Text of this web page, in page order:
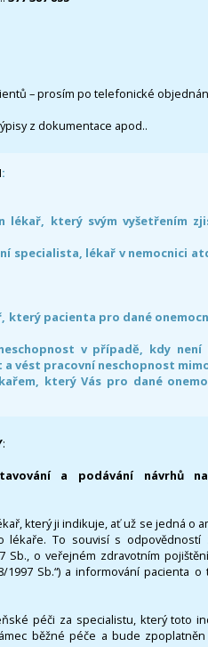
– prosím po telefonické
z dokumentace apod..
:
lékař, který svým vyšetřením
lékař v nemocnici
pacienta pro dané
v případě, kdy není
vést pracovní neschopnost
který Vás pro dané
:
a podávání návrhů
který ji indikuje, ať už se jedná o
lékaře. To souvisí s
o veřejném zdravotním
Sb.“) a informování pacienta
péči za specialistu, který toto
běžné péče a bude zpoplatněn